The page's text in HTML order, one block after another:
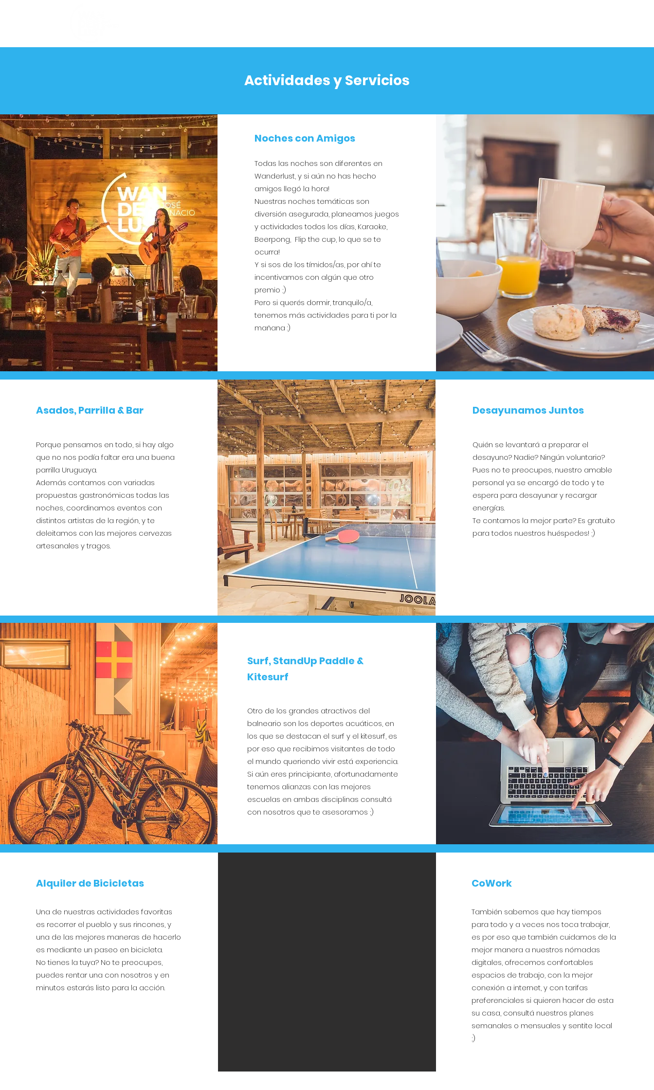
Actividades y Servicios
Noches con Amigos
Todas las noches son diferentes en
Wanderlust, y si aún no has hecho
amigos llegó la hora!
Nuestras noches temáticas son
diversión asegurada, planeamos juegos
y actividades todos los días, Karaoke,
Beerpong, Flip the cup, lo que se te
ocurra!
Y si sos de los tímidos/as, por ahí te
incentivamos con algún que otro
premio ;)
Pero si querés dormir, tranquilo/a,
tenemos más actividades para ti por la
mañana :)
Asados, Parrilla & Bar
Porque pensamos en todo, si hay algo
que no nos podía faltar era una buena
parrilla Uruguaya.
Además contamos con variadas
propuestas gastronómicas todas las
noches, coordinamos eventos con
distintos artistas de la región, y te
deleitamos con las mejores cervezas
artesanales y tragos.
Desayunamos Juntos
Quién se levantará a preparar el
desayuno? Nadie? Ningún voluntario?
Pues no te preocupes, nuestro amable
personal ya se encargó de todo y te
espera para desayunar y recargar
energías.
Te contamos la mejor parte? Es gratuito
para todos nuestros huéspedes! ;)
Surf, StandUp Paddle &
Kitesurf
Otro de los grandes atractivos del
balneario son los deportes acuáticos, en
los que se destacan el surf y el kitesurf, es
por eso que recibimos visitantes de todo
el mundo queriendo vivir está experiencia.
Si aún eres principiante, afortunadamente
tenemos alianzas con las mejores
escuelas en ambas disciplinas consultá
con nosotros que te asesoramos ;)
Alquiler de Bicicletas
Una de nuestras actividades favoritas
es recorrer el pueblo y sus rincones, y
una de las mejores maneras de hacerlo
es mediante un paseo en bicicleta.
No tienes la tuya? No te preocupes,
puedes rentar una con nosotros y en
minutos estarás listo para la acción.
CoWork
También sabemos que hay tiempos
para todo y a veces nos toca trabajar,
es por eso que también cuidamos de la
mejor manera a nuestros nómadas
digitales, ofrecemos confortables
espacios de trabajo, con la mejor
conexión a internet, y con tarifas
preferenciales si quieren hacer de esta
su casa, consultá nuestros planes
semanales o mensuales y sentite local
;)